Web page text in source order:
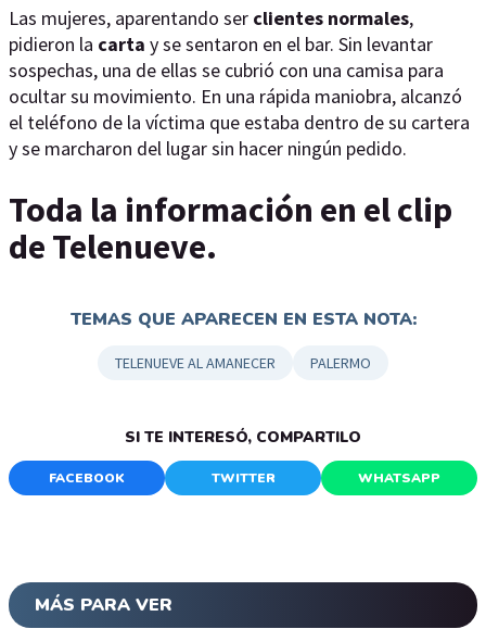
Las mujeres, aparentando ser clientes normales,
pidieron la carta y se sentaron en el bar. Sin levantar
sospechas, una de ellas se cubrió con una camisa para
ocultar su movimiento. En una rápida maniobra, alcanzó
el teléfono de la víctima que estaba dentro de su cartera
y se marcharon del lugar sin hacer ningún pedido.
Toda la información en el clip
de Telenueve.
TEMAS QUE APARECEN EN ESTA NOTA:
TELENUEVE AL AMANECER PALERMO
SI TE INTERESÓ, COMPARTILO
FACEBOOK TWITTER WHATSAPP
MÁS PARA VER